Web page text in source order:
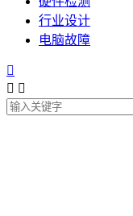
行业设计
电脑故障

 